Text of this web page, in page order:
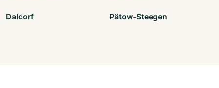
Daldorf Pätow-Steegen